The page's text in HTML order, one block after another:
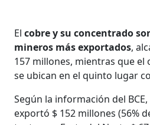
Elcobre y su concentrado
mineros más exportados,
157 millones, mientras que el
se ubican en el quinto lugar
Según la información del BCE,
exportó $ 152 millones (56%